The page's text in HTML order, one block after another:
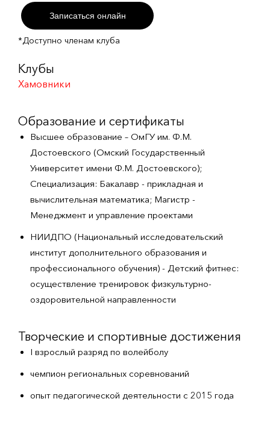
Записаться онлайн
*Доступно членам клуба
Клубы
Хамовники
Образование и сертификаты
Высшее образование – ОмГУ им. Ф.М.
Достоевского (Омский Государственный
Университет имени Ф.М. Достоевского);
Специализация: Бакалавр - прикладная и
вычислительная математика; Магистр -
Менеджмент и управление проектами
НИИДПО (Национальный исследовательский
институт дополнительного образования и
профессионального обучения) - Детский фитнес:
осуществление тренировок физкультурно-
оздоровительной направленности
Творческие и спортивные достижения
I взрослый разряд по волейболу
чемпион региональных соревнований
опыт педагогической деятельности с 2015 года